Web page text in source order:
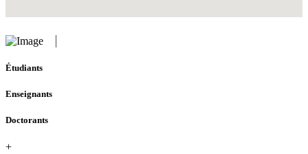
Étudiants
Enseignants
Doctorants
+